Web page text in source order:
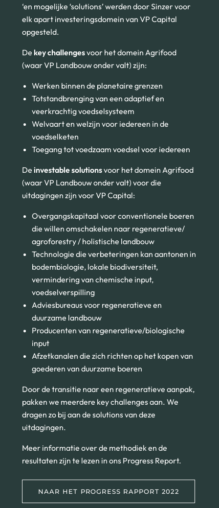
‘en mogelijke ‘solutions’ werden door Sinzer voor
elk apart investeringsdomein van VP Capital
opgesteld.
De key challengesvoor het domein Agrifood
(waar VP Landbouw onder valt) zijn:
Werken binnen de planetaire grenzen
Totstandbrenging van een adaptief en
veerkrachtig voedselsysteem
Welvaart en welzijn voor iedereen in de
voedselketen
Toegang tot voedzaam voedsel voor iedereen
De investable solutionsvoor het domein Agrifood
(waar VP Landbouw onder valt) voor die
uitdagingen zijn voor VP Capital:
Overgangskapitaal voor conventionele boeren
die willen omschakelen naar regeneratieve/
agroforestry / holistische landbouw
Technologie die verbeteringen kan aantonen in
bodembiologie, lokale biodiversiteit,
vermindering van chemische input,
voedselverspilling
Adviesbureaus voor regeneratieve en
duurzame landbouw
Producenten van regeneratieve/biologische
input
Afzetkanalen die zich richten op het kopen van
goederen van duurzame boeren
Door de transitie naar een regeneratieve aanpak,
pakken we meerdere key challenges aan. We
dragen zo bij aan de solutions van deze
uitdagingen.
Meer informatie over de methodiek en de
resultaten zijn te lezen in ons Progress Report.
NAAR HET PROGRESS RAPPORT 2022